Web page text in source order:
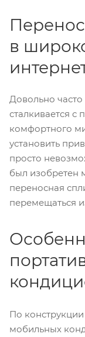
в
Довольно
сталкивается с
комфортного
установить
просто
был изобретен
переносная
перемещаться
По
мобильных